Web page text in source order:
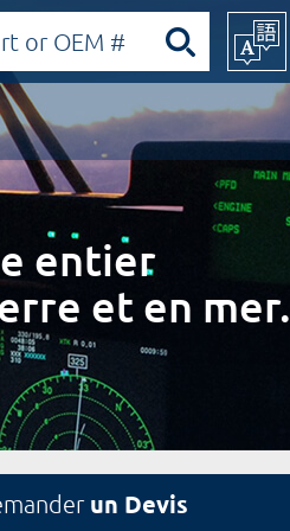
entier
et en mer.
un Devis